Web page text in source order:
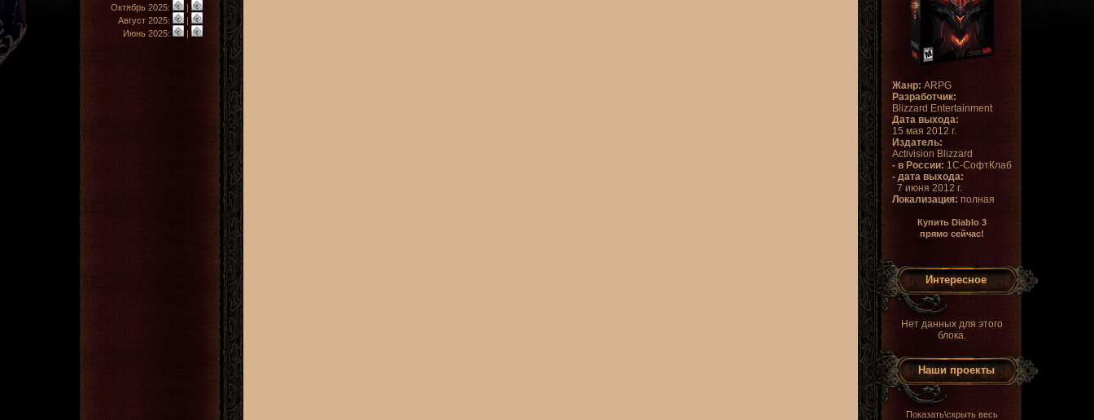
Октябрь 2025:
|
Август 2025:
|
Июнь 2025:
|
Жанр: ARPG
Разработчик:
Blizzard Entertainment
Дата выхода:
15 мая 2012 г.
Издатель:
Activision Blizzard
- в России: 1С-СофтКлаб
- дата выхода:
7 июня 2012 г.
Локализация: полная
Купить Diablo 3
прямо сейчас!
Интересное
Нет данных для этого
блока.
Наши проекты
Показать\скрыть весь